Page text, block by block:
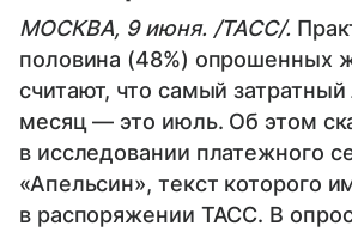
МОСКВА, 9 июня. /ТАСС/.
половина (48%) опрошенных
считают, что самый затратный
месяц — это июль. Об этом
в исследовании платежного
«Апельсин», текст которого
в распоряжении ТАСС. В